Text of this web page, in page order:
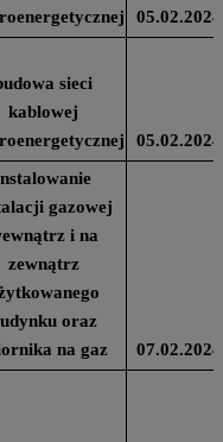
05.02.2024
sieci
kablowej
05.02.2024
gazowej
i na
zewnątrz
oraz
na gaz
07.02.2024